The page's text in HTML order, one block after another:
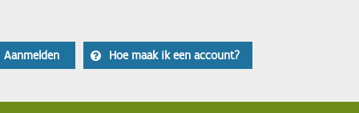
Aanmelden Hoe maak ik een account?